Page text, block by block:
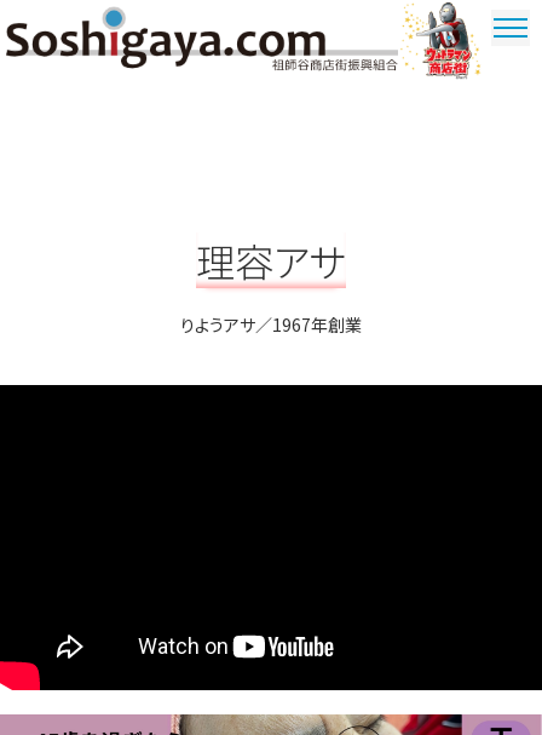
理容アサ
りようアサ／1967年創業